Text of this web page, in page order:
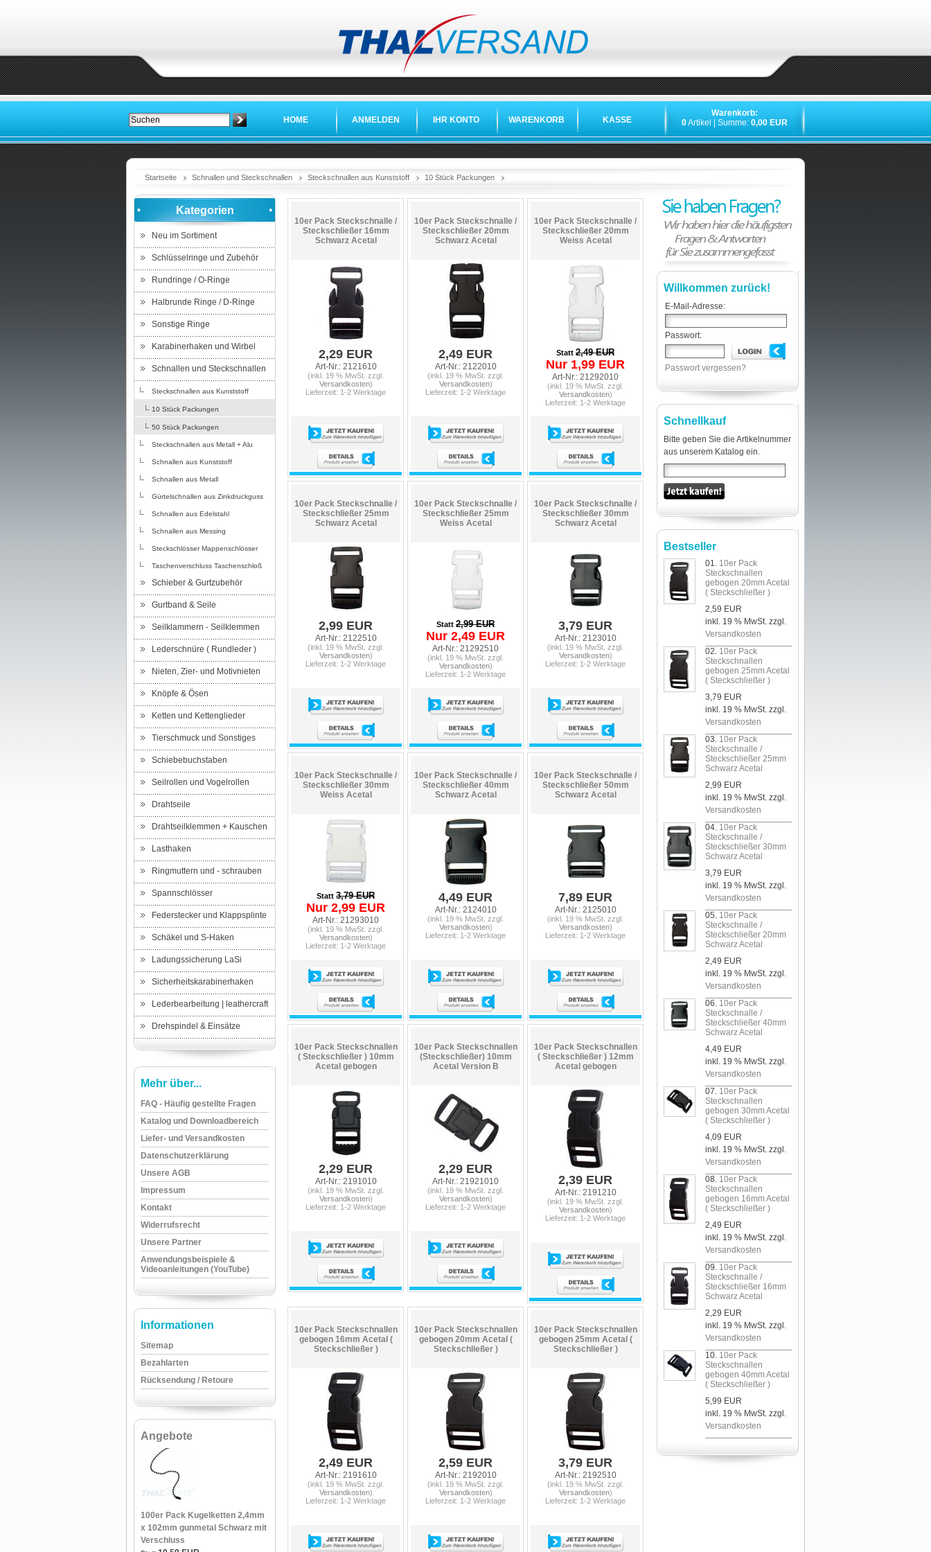
HOME ANMELDEN IHR KONTO WARENKORB KASSE
Warenkorb:
0Artikel | Summe: 0,00 EUR
Startseite Schnallen und Steckschnallen Steckschnallen aus Kunststoff 10 Stück Packungen
Kategorien
Neu im Sortiment
Schlüsselringe und Zubehör
Rundringe / O-Ringe
Halbrunde Ringe / D-Ringe
Sonstige Ringe
Karabinerhaken und Wirbel
Schnallen und Steckschnallen
Steckschnallen aus Kunststoff
10 Stück Packungen
50 Stück Packungen
Steckschnallen aus Metall + Alu
Schnallen aus Kunststoff
Schnallen aus Metall
Gürtelschnallen aus Zinkdruckguss
Schnallen aus Edelstahl
Schnallen aus Messing
Steckschlösser Mappenschlösser
Taschenverschluss Taschenschloß
Schieber & Gurtzubehör
Gurtband & Seile
Seilklammern - Seilklemmen
Lederschnüre ( Rundleder )
Nieten, Zier- und Motivnieten
Knöpfe & Ösen
Ketten und Kettenglieder
Tierschmuck und Sonstiges
Schiebebuchstaben
Seilrollen und Vogelrollen
Drahtseile
Drahtseilklemmen + Kauschen
Lasthaken
Ringmuttern und - schrauben
Spannschlösser
Federstecker und Klappsplinte
Schäkel und S-Haken
Ladungssicherung LaSi
Sicherheitskarabinerhaken
Lederbearbeitung | leathercraft
Drehspindel & Einsätze
Mehr über...
FAQ - Häufig gestellte Fragen
Katalog und Downloadbereich
Liefer- und Versandkosten
Datenschutzerklärung
Unsere AGB
Impressum
Kontakt
Widerrufsrecht
Unsere Partner
Anwendungsbeispiele &
Videoanleitungen (YouTube)
Informationen
Sitemap
Bezahlarten
Rücksendung / Retoure
Angebote
100er Pack Kugelketten 2,4mm
x 102mm gunmetal Schwarz mit
Verschluss
10er Pack Steckschnalle /
Steckschließer 16mm
Schwarz Acetal
2,29 EUR
Art-Nr.: 2121610
(inkl. 19 % MwSt. zzgl.
Versandkosten)
Lieferzeit: 1-2 Werktage
10er Pack Steckschnalle /
Steckschließer 20mm
Schwarz Acetal
2,49 EUR
Art-Nr.: 2122010
(inkl. 19 % MwSt. zzgl.
Versandkosten)
Lieferzeit: 1-2 Werktage
10er Pack Steckschnalle /
Steckschließer 20mm
Weiss Acetal
Statt 2,49 EUR
Nur 1,99 EUR
Art-Nr.: 21292010
(inkl. 19 % MwSt. zzgl.
Versandkosten)
Lieferzeit: 1-2 Werktage
10er Pack Steckschnalle /
Steckschließer 25mm
Schwarz Acetal
2,99 EUR
Art-Nr.: 2122510
(inkl. 19 % MwSt. zzgl.
Versandkosten)
Lieferzeit: 1-2 Werktage
10er Pack Steckschnalle /
Steckschließer 25mm
Weiss Acetal
Statt 2,99 EUR
Nur 2,49 EUR
Art-Nr.: 21292510
(inkl. 19 % MwSt. zzgl.
Versandkosten)
Lieferzeit: 1-2 Werktage
10er Pack Steckschnalle /
Steckschließer 30mm
Schwarz Acetal
3,79 EUR
Art-Nr.: 2123010
(inkl. 19 % MwSt. zzgl.
Versandkosten)
Lieferzeit: 1-2 Werktage
10er Pack Steckschnalle /
Steckschließer 30mm
Weiss Acetal
Statt 3,79 EUR
Nur 2,99 EUR
Art-Nr.: 21293010
(inkl. 19 % MwSt. zzgl.
Versandkosten)
Lieferzeit: 1-2 Werktage
10er Pack Steckschnalle /
Steckschließer 40mm
Schwarz Acetal
4,49 EUR
Art-Nr.: 2124010
(inkl. 19 % MwSt. zzgl.
Versandkosten)
Lieferzeit: 1-2 Werktage
10er Pack Steckschnalle /
Steckschließer 50mm
Schwarz Acetal
7,89 EUR
Art-Nr.: 2125010
(inkl. 19 % MwSt. zzgl.
Versandkosten)
Lieferzeit: 1-2 Werktage
10er Pack Steckschnallen
( Steckschließer ) 10mm
Acetal gebogen
2,29 EUR
Art-Nr.: 2191010
(inkl. 19 % MwSt. zzgl.
Versandkosten)
Lieferzeit: 1-2 Werktage
10er Pack Steckschnallen
(Steckschließer) 10mm
Acetal Version B
2,29 EUR
Art-Nr.: 21921010
(inkl. 19 % MwSt. zzgl.
Versandkosten)
Lieferzeit: 1-2 Werktage
10er Pack Steckschnallen
( Steckschließer ) 12mm
Acetal gebogen
2,39 EUR
Art-Nr.: 2191210
(inkl. 19 % MwSt. zzgl.
Versandkosten)
Lieferzeit: 1-2 Werktage
10er Pack Steckschnallen
gebogen 16mm Acetal (
Steckschließer )
2,49 EUR
Art-Nr.: 2191610
(inkl. 19 % MwSt. zzgl.
Versandkosten)
Lieferzeit: 1-2 Werktage
10er Pack Steckschnallen
gebogen 20mm Acetal (
Steckschließer )
2,59 EUR
Art-Nr.: 2192010
(inkl. 19 % MwSt. zzgl.
Versandkosten)
Lieferzeit: 1-2 Werktage
10er Pack Steckschnallen
gebogen 25mm Acetal (
Steckschließer )
3,79 EUR
Art-Nr.: 2192510
(inkl. 19 % MwSt. zzgl.
Versandkosten)
Lieferzeit: 1-2 Werktage
Willkommen zurück!
E-Mail-Adresse:
Passwort:
Passwort vergessen?
Schnellkauf
Bitte geben Sie die Artikelnummer
aus unserem Katalog ein.
Bestseller
01. 10er Pack
Steckschnallen
gebogen 20mm Acetal
( Steckschließer )
2,59 EUR
inkl. 19 % MwSt. zzgl.
Versandkosten
02. 10er Pack
Steckschnallen
gebogen 25mm Acetal
( Steckschließer )
3,79 EUR
inkl. 19 % MwSt. zzgl.
Versandkosten
03. 10er Pack
Steckschnalle /
Steckschließer 25mm
Schwarz Acetal
2,99 EUR
inkl. 19 % MwSt. zzgl.
Versandkosten
04. 10er Pack
Steckschnalle /
Steckschließer 30mm
Schwarz Acetal
3,79 EUR
inkl. 19 % MwSt. zzgl.
Versandkosten
05. 10er Pack
Steckschnalle /
Steckschließer 20mm
Schwarz Acetal
2,49 EUR
inkl. 19 % MwSt. zzgl.
Versandkosten
06. 10er Pack
Steckschnalle /
Steckschließer 40mm
Schwarz Acetal
4,49 EUR
inkl. 19 % MwSt. zzgl.
Versandkosten
07. 10er Pack
Steckschnallen
gebogen 30mm Acetal
( Steckschließer )
4,09 EUR
inkl. 19 % MwSt. zzgl.
Versandkosten
08. 10er Pack
Steckschnallen
gebogen 16mm Acetal
( Steckschließer )
2,49 EUR
inkl. 19 % MwSt. zzgl.
Versandkosten
09. 10er Pack
Steckschnalle /
Steckschließer 16mm
Schwarz Acetal
2,29 EUR
inkl. 19 % MwSt. zzgl.
Versandkosten
10. 10er Pack
Steckschnallen
gebogen 40mm Acetal
( Steckschließer )
5,99 EUR
inkl. 19 % MwSt. zzgl.
Versandkosten